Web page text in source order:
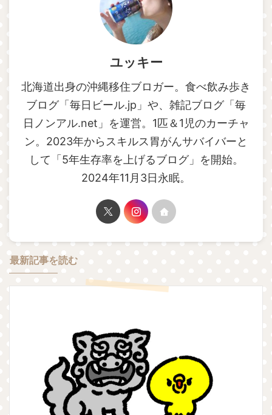
ユッキー
北海道出身の沖縄移住ブロガー。食べ飲み歩き
ブログ「毎日ビール.jp」や、雑記ブログ「毎
日ノンアル.net」を運営。1匹＆1児のカーチャ
ン。2023年からスキルス胃がんサバイバーと
して「5年生存率を上げるブログ」を開始。
2024年11月3日永眠。
最新記事を読む